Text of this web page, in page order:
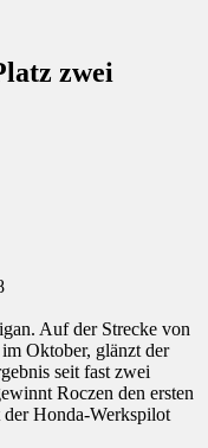
zwei
Auf der Strecke von
Oktober, glänzt der
seit fast zwei
Roczen den ersten
Honda-Werkspilot